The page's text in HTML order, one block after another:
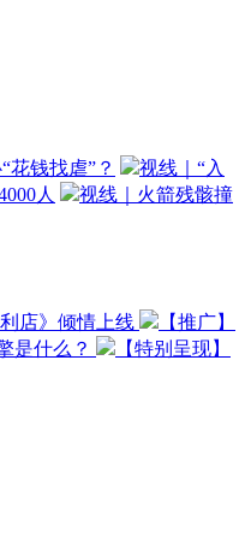
钱找虐”？
视线｜“入
人
视线｜火箭残骸撞
店》倾情上线
【推广】
是什么？
【特别呈现】